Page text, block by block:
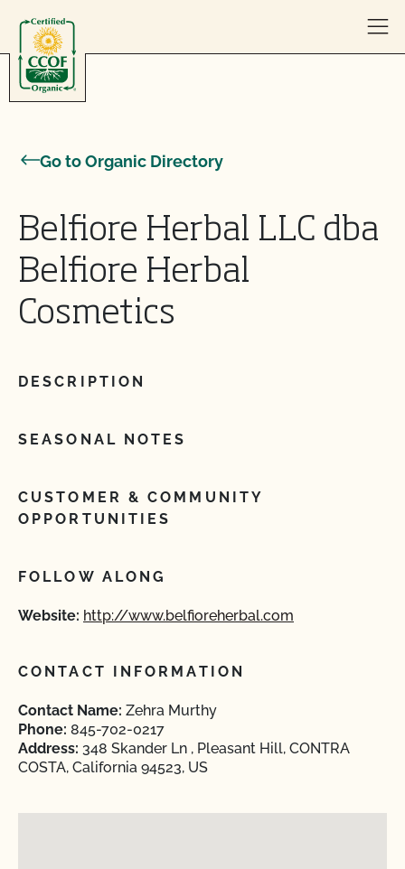
Go to Organic Directory
Belfiore Herbal LLC dba
Belfiore Herbal
Cosmetics
DESCRIPTION
SEASONAL NOTES
CUSTOMER & COMMUNITY
OPPORTUNITIES
FOLLOW ALONG
Website: http://www.belfioreherbal.com
CONTACT INFORMATION
Contact Name: Zehra Murthy
Phone: 845-702-0217
Address: 348 Skander Ln , Pleasant Hill, CONTRA
COSTA, California 94523, US